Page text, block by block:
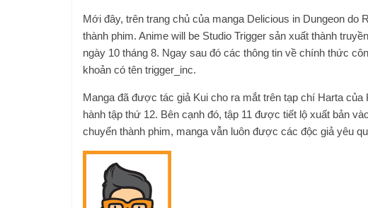
Mới đây, trên trang chủ của manga Delicious in Dungeon
thành phim. Anime will be Studio Trigger sản xuất thành
ngày 10 tháng 8. Ngay sau đó các thông tin về chính thức
khoản có tên trigger_inc.
Manga đã được tác giả Kui cho ra mắt trên tạp chí Harta
hành tập thứ 12. Bên cạnh đó, tập 11 được tiết lộ xuất bản
chuyển thành phim, manga vẫn luôn được các độc giả yêu